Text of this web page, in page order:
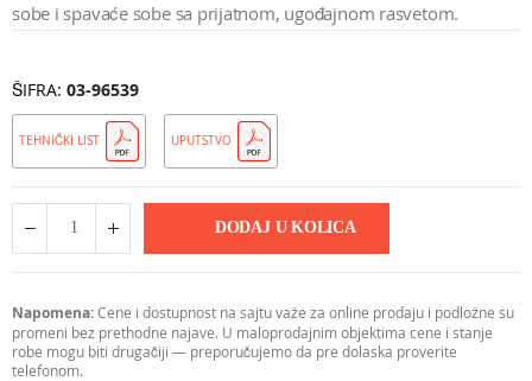
sobe i spavaće sobe sa prijatnom, ugođajnom rasvetom.
ŠIFRA 03-96539
TEHNIČKI LIST UPUTSTVO
DODAJ U KOLICA
Napomena:Cene i dostupnost na sajtu važe za online prodaju i podložne su
promeni bez prethodne najave. U maloprodajnim objektima cene i stanje
robe mogu biti drugačiji — preporučujemo da pre dolaska proverite
telefonom.